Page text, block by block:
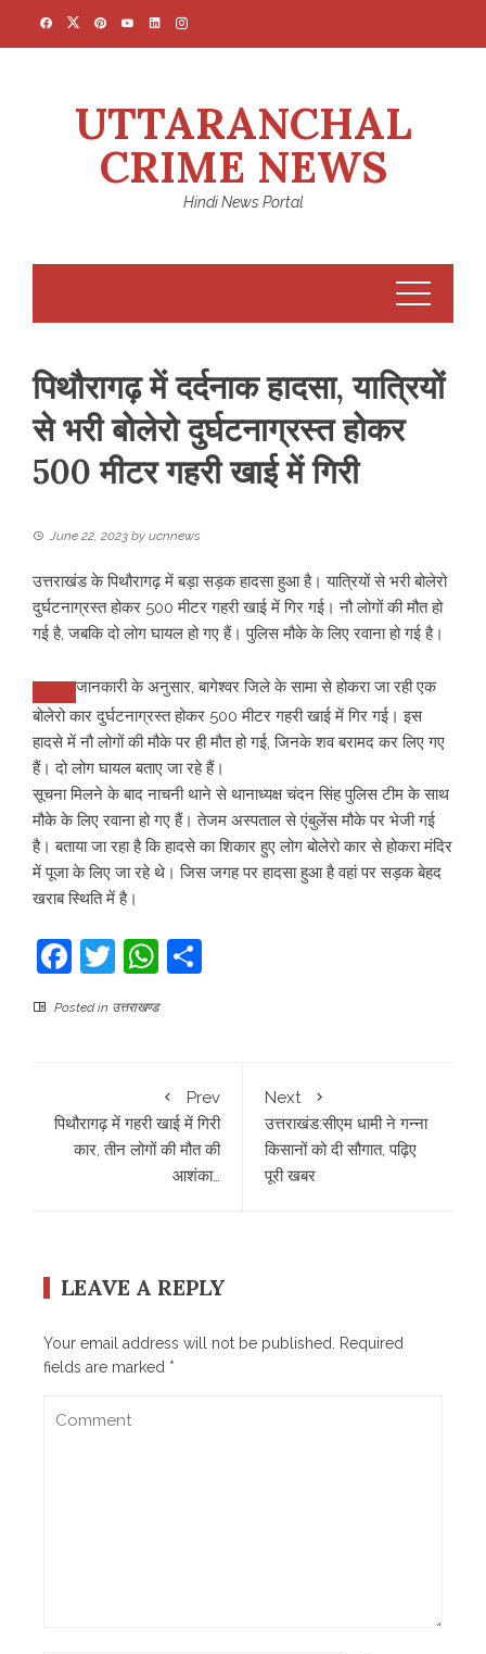
UTTARANCHAL
CRIME NEWS
Hindi News Portal
पिथौरागढ़ में दर्दनाक हादसा, यात्रियों
से भरी बोलेरो दुर्घटनाग्रस्त होकर
500 मीटर गहरी खाई में गिरी
June 22, 2023 by ucnnews
उत्तराखंड के पिथौरागढ़ में बड़ा सड़क हादसा हुआ है। यात्रियों से भरी बोलेरो
दुर्घटनाग्रस्त होकर 500 मीटर गहरी खाई में गिर गई। नौ लोगों की मौत हो
गई है, जबकि दो लोग घायल हो गए हैं। पुलिस मौके के लिए रवाना हो गई है।
जानकारी के अनुसार, बागेश्वर जिले के सामा से होकरा जा रही एक
बोलेरो कार दुर्घटनाग्रस्त होकर 500 मीटर गहरी खाई में गिर गई। इस
हादसे में नौ लोगों की मौके पर ही मौत हो गई, जिनके शव बरामद कर लिए गए
हैं। दो लोग घायल बताए जा रहे हैं।
सूचना मिलने के बाद नाचनी थाने से थानाध्यक्ष चंदन सिंह पुलिस टीम के साथ
मौके के लिए रवाना हो गए हैं। तेजम अस्पताल से एंबुलेंस मौके पर भेजी गई
है। बताया जा रहा है कि हादसे का शिकार हुए लोग बोलेरो कार से होकरा मंदिर
में पूजा के लिए जा रहे थे। जिस जगह पर हादसा हुआ है वहां पर सड़क बेहद
खराब स्थिति में है।
Facebook
TwitterWhatsApp
Posted in उत्तराखण्ड
Prev
पिथौरागढ़ में गहरी खाई में गिरी
कार, तीन लोगों की मौत की
आशंका…
Next
उत्तराखंड:सीएम धामी ने गन्ना
किसानों को दी सौगात, पढ़िए
पूरी खबर
LEAVE A REPLY
Your email address will not be published.
Required
fields are marked *